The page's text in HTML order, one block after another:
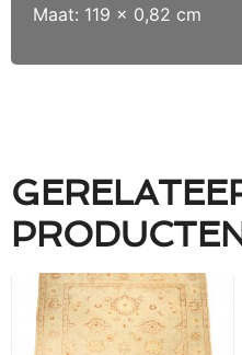
Maat: 119 x 0,82 cm